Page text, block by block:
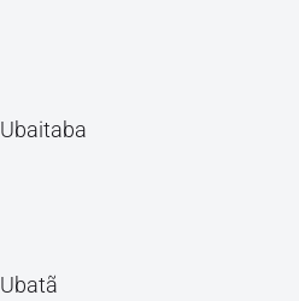
Ubaitaba
Ubatã